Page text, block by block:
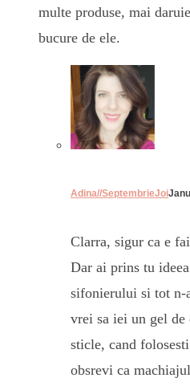
multe produse, mai
bucure de ele.
Adina//SeptembrieJoi
Clarra, sigur ca e
Dar ai prins tu
sifonierului si tot n-
vrei sa iei un gel
sticle, cand
obsrevi ca